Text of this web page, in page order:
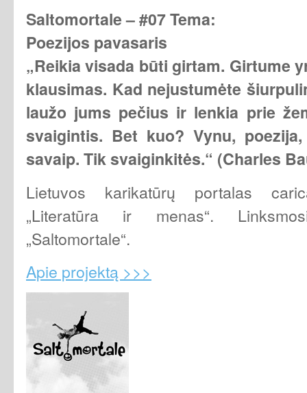
Saltomortale – #07 Tema:
Poezijos pavasaris
„Reikia visada būti girtam. Girtume
klausimas. Kad nejustumėte
laužo jums pečius ir lenkia prie
svaigintis. Bet kuo? Vynu,
savaip. Tik svaiginkitės.“ (Charles
Lietuvos karikatūrų portalas
„Literatūra ir menas“.
„Saltomortale“.
Apie projektą >>>